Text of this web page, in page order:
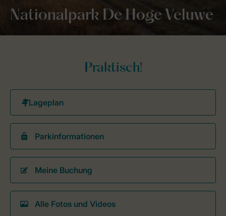
Nationalpark De Hoge Veluwe
Praktisch!
Parkinformationen
Meine Buchung
Alle Fotos und Videos